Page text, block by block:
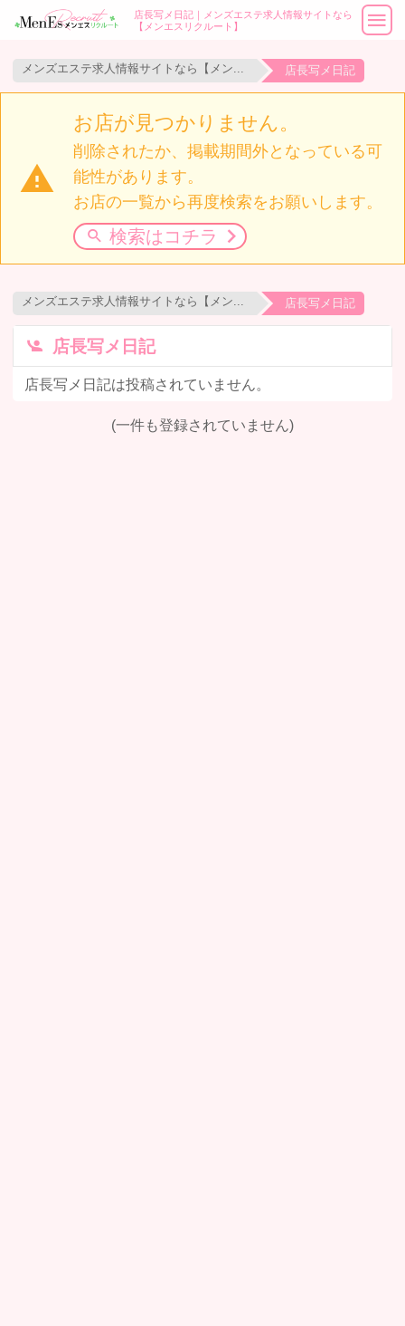
店長写メ日記｜メンズエステ求人情報サイトなら
【メンエスリクルート】
店長写メ日記
お店が見つかりません。
削除されたか、掲載期間外となっている可
能性があります。
お店の一覧から再度検索をお願いします。
 検索はコチラ
店長写メ日記
店長写メ日記
店長写メ日記は投稿されていません。
(一件も登録されていません)